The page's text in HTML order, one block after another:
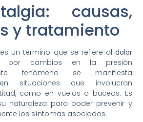
causas,
y tratamiento
un término que se refiere al dolor
por cambios en la presión
fenómeno se manifiesta
situaciones que involucran
como en vuelos o buceos. Es
naturaleza para poder prevenir y
los síntomas asociados.